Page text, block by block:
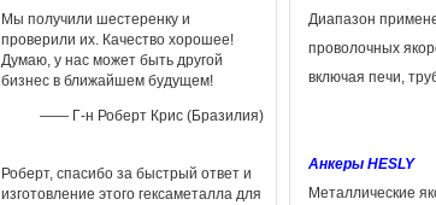
Мы получили шестеренку и
проверили их. Качество хорошее!
Думаю, у нас может быть другой
бизнес в ближайшем будущем!
—— Г-н Роберт Крис (Бразилия)
Роберт, спасибо за быстрый ответ и
изготовление этого гексаметалла для
Диапазон
проволочных
включая печи,
Анкеры HESLY
Металлические